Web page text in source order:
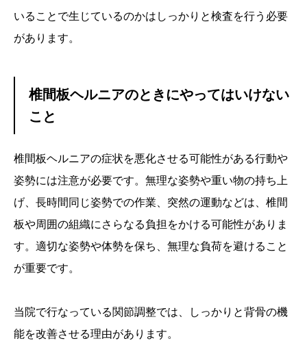
いることで生じているのかはしっかりと検査を行う必要
があります。
椎間板ヘルニアのときにやってはいけない
こと
椎間板ヘルニアの症状を悪化させる可能性がある行動や
姿勢には注意が必要です。無理な姿勢や重い物の持ち上
げ、長時間同じ姿勢での作業、突然の運動などは、椎間
板や周囲の組織にさらなる負担をかける可能性がありま
す。適切な姿勢や体勢を保ち、無理な負荷を避けること
が重要です。
当院で行なっている関節調整では、しっかりと背骨の機
能を改善させる理由があります。